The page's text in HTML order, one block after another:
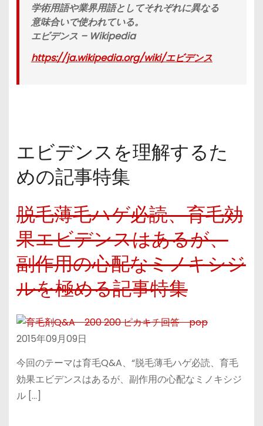
学術用語や業界用語としてそれぞれに異なる
意味合いで使われている。
エビデンス – Wikipedia
https://ja.wikipedia.org/wiki/エビデンス
エビデンスを理解するた
めの記事特集
脱毛薄毛ハゲ必読、育毛効
果エビデンスはあるが、
副作用の心配なミノキシジ
ルを極める記事特集
2015年09月09日
今回のテーマは育毛Q&A、“脱毛薄毛ハゲ必読、育毛
効果エビデンスはあるが、副作用の心配なミノキシジ
ル […]